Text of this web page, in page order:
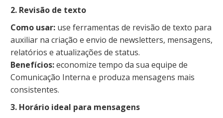
2. Revisão de texto
Como usar: use ferramentas de revisão de texto para
auxiliar na criação e envio de newsletters, mensagens,
relatórios e atualizações de status.
Benefícios:economize tempo da sua equipe de
Comunicação Interna e produza mensagens mais
consistentes.
3. Horário ideal para mensagens